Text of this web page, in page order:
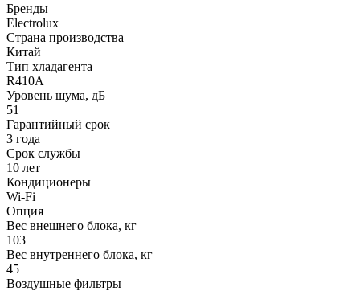
Бренды
Electrolux
Страна производства
Китай
Тип хладагента
R410A
Уровень шума, дБ
51
Гарантийный срок
3 года
Срок службы
10 лет
Кондиционеры
Wi-Fi
Опция
Вес внешнего блока, кг
103
Вес внутреннего блока, кг
45
Воздушные фильтры